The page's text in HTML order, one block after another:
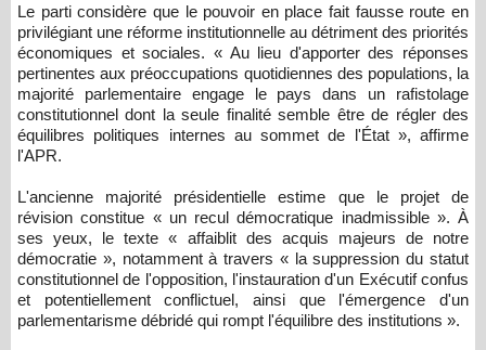
Le parti considère que le pouvoir en place fait fausse route en
privilégiant une réforme institutionnelle au détriment des priorités
économiques et sociales. « Au lieu d'apporter des réponses
pertinentes aux préoccupations quotidiennes des populations, la
majorité parlementaire engage le pays dans un rafistolage
constitutionnel dont la seule finalité semble être de régler des
équilibres politiques internes au sommet de l'État », affirme
l'APR.
L'ancienne majorité présidentielle estime que le projet de
révision constitue « un recul démocratique inadmissible ». À
ses yeux, le texte « affaiblit des acquis majeurs de notre
démocratie », notamment à travers « la suppression du statut
constitutionnel de l'opposition, l'instauration d'un Exécutif confus
et potentiellement conflictuel, ainsi que l'émergence d'un
parlementarisme débridé qui rompt l'équilibre des institutions ».